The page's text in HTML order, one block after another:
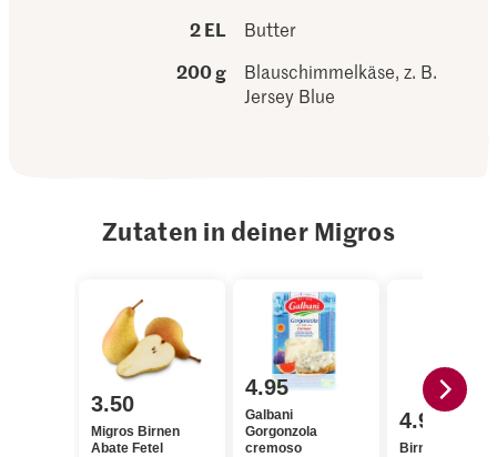
2 EL
Butter
200 g
Blauschimmelkäse, z. B.
Jersey Blue
Zutaten in deiner Migros
3.50
Migros Birnen
Abate Fetel
4.95
Galbani
Gorgonzola
cremoso
4.95
Birnendicksaft